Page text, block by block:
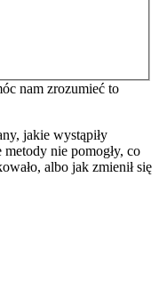
nam zrozumieć to
jakie wystąpiły
metody nie pomogły, co
albo jak zmienił się